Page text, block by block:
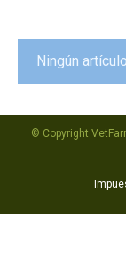
Ningún
© Copyright